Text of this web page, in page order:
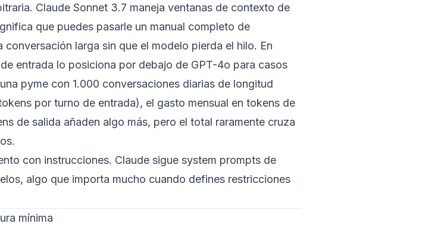
Claude Sonnet 3.7 maneja ventanas de contexto de
que puedes pasarle un manual completo de
larga sin que el modelo pierda el hilo. En
entrada lo posiciona por debajo de GPT-4o para casos
pyme con 1.000 conversaciones diarias de longitud
por turno de entrada), el gasto mensual en tokens de
de salida añaden algo más, pero el total raramente cruza
con instrucciones. Claude sigue system prompts de
algo que importa mucho cuando defines restricciones
mínima